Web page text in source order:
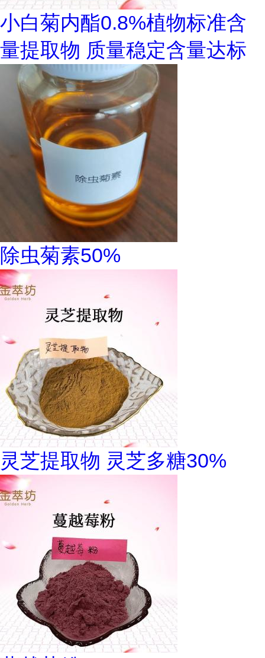
小白菊内酯0.8%植物标准含
量提取物 质量稳定含量达标
除虫菊素50%
灵芝提取物 灵芝多糖30%